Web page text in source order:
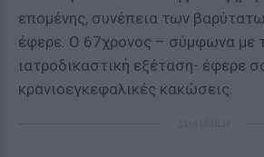
επομένης, συνέπεια των
έφερε. Ο 67χρονος – σύμφωνα με
ιατροδικαστική εξέταση- έφερε
κρανιοεγκεφαλικές κακώσεις.